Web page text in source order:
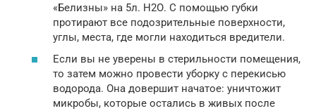
«Белизны» на 5л. Н2О. С помощью губки
протирают все подозрительные поверхности,
углы, места, где могли находиться вредители.
Если вы не уверены в стерильности помещения,
то затем можно провести уборку с перекисью
водорода. Она довершит начатое: уничтожит
микробы, которые остались в живых после